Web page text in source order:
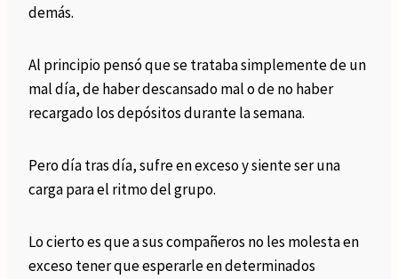
demás.
Al principio pensó que se trataba simplemente de un
mal día, de haber descansado mal o de no haber
recargado los depósitos durante la semana.
Pero día tras día, sufre en exceso y siente ser una
carga para el ritmo del grupo.
Lo cierto es que a sus compañeros no les molesta en
exceso tener que esperarle en determinados